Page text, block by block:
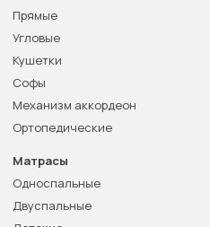
Прямые
Угловые
Кушетки
Софы
Механизм аккордеон
Ортопедические
Матрасы
Односпальные
Двуспальные